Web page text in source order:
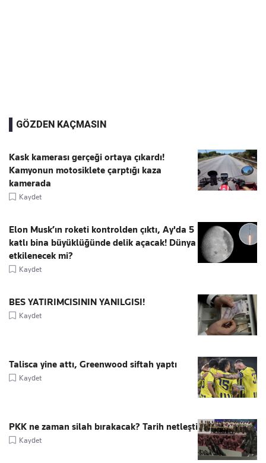
GÖZDEN KAÇMASIN
Kask kamerası gerçeği ortaya çıkardı!
Kamyonun motosiklete çarptığı kaza
kamerada
Kaydet
Elon Musk’ın roketi kontrolden çıktı, Ay'da 5
katlı bina büyüklüğünde delik açacak! Dünya
etkilenecek mi?
Kaydet
BES YATIRIMCISININ YANILGISI!
Kaydet
Talisca yine attı, Greenwood siftah yaptı
Kaydet
PKK ne zaman silah bırakacak? Tarih netleşti
Kaydet